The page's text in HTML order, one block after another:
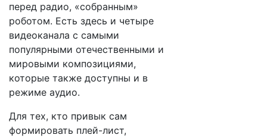
перед радио, «собранным»
роботом. Есть здесь и четыре
видеоканала с самыми
популярными отечественными и
мировыми композициями,
которые также доступны и в
режиме аудио.
Для тех, кто привык сам
формировать плей-лист,